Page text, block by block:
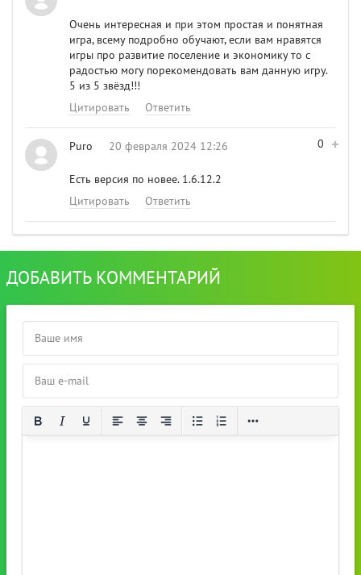
Очень интересная и при этом простая и понятная
игра, всему подробно обучают, если вам нравятся
игры про развитие поселение и экономику то с
радостью могу порекомендовать вам данную игру.
5 из 5 звёзд!!!
Цитировать
Ответить
0
Puro 20 февраля 2024 12:26
Есть версия по новее. 1.6.12.2
Цитировать
Ответить
ДОБАВИТЬ КОММЕНТАРИЙ